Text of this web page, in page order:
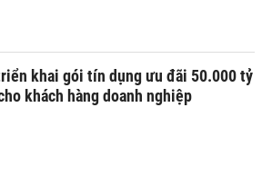
khai gói tín dụng ưu đãi 50.000 tỷ
khách hàng doanh nghiệp